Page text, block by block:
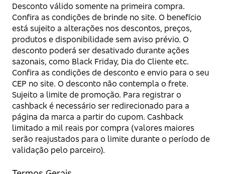
Desconto válido somente na primeira compra.
Confira as condições de brinde no site. O benefício
está sujeito a alterações nos descontos, preços,
produtos e disponibilidade sem aviso prévio. O
desconto poderá ser desativado durante ações
sazonais, como Black Friday, Dia do Cliente etc.
Confira as condições de desconto e envio para o seu
CEP no site. O desconto não contempla o frete.
Sujeito a limite de promoção. Para registrar o
cashback é necessário ser redirecionado para a
página da marca a partir do cupom. Cashback
limitado a mil reais por compra (valores maiores
serão reajustados para o limite durante o período de
validação pelo parceiro).